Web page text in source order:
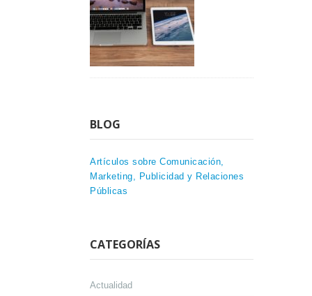
BLOG
Artículos sobre Comunicación,
Marketing, Publicidad y Relaciones
Públicas
CATEGORÍAS
Actualidad